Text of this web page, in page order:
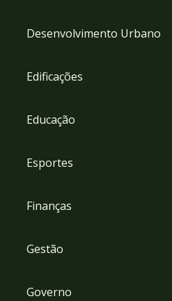
Desenvolvimento Urbano
Edificações
Educação
Esportes
Finanças
Gestão
Governo